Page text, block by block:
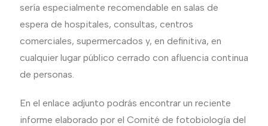
sería especialmente recomendable en salas de
espera de hospitales, consultas, centros
comerciales, supermercados y, en definitiva, en
cualquier lugar público cerrado con afluencia continua
de personas.
En el enlace adjunto podrás encontrar un reciente
informe elaborado por el Comité de fotobiología del